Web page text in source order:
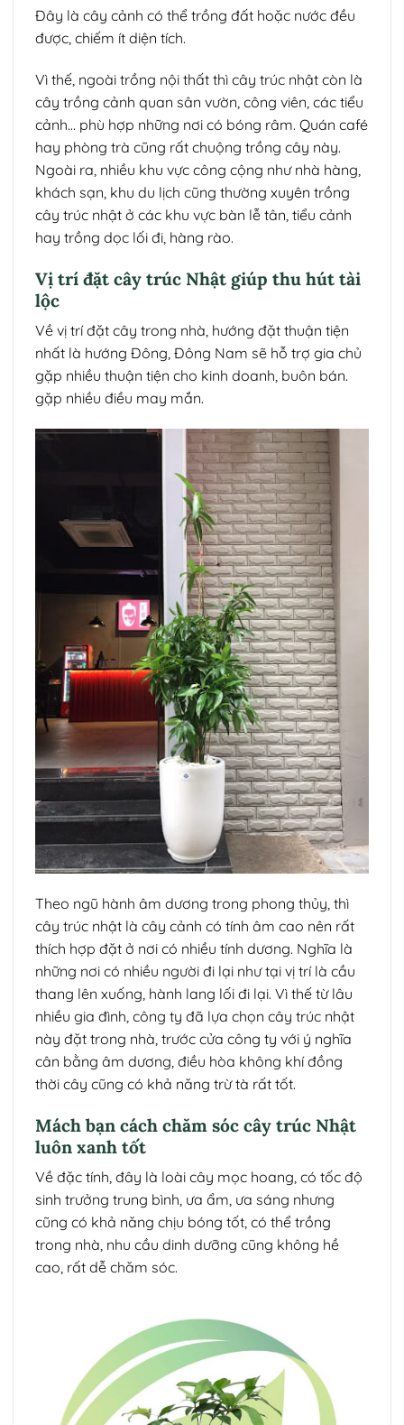
Đây là cây cảnh có thể trồng đất hoặc nước đều
được, chiếm ít diện tích.
Vì thế, ngoài trồng nội thất thì cây trúc nhật còn là
cây trồng cảnh quan sân vườn, công viên, các tiểu
cảnh… phù hợp những nơi có bóng râm. Quán café
hay phòng trà cũng rất chuộng trồng cây này.
Ngoài ra, nhiều khu vực công cộng như nhà hàng,
khách sạn, khu du lịch cũng thường xuyên trồng
cây trúc nhật ở các khu vực bàn lễ tân, tiểu cảnh
hay trồng dọc lối đi, hàng rào.
Vị trí đặt cây trúc Nhật giúp thu hút tài
lộc
Về vị trí đặt cây trong nhà, hướng đặt thuận tiện
nhất là hướng Đông, Đông Nam sẽ hỗ trợ gia chủ
gặp nhiều thuận tiện cho kinh doanh, buôn bán.
gặp nhiều điều may mắn.
Theo ngũ hành âm dương trong phong thủy, thì
cây trúc nhật là cây cảnh có tính âm cao nên rất
thích hợp đặt ở nơi có nhiều tính dương. Nghĩa là
những nơi có nhiều người đi lại như tại vị trí là cầu
thang lên xuống, hành lang lối đi lại. Vì thế từ lâu
nhiều gia đình, công ty đã lựa chọn cây trúc nhật
này đặt trong nhà, trước cửa công ty với ý nghĩa
cân bằng âm dương, điều hòa không khí đồng
thời cây cũng có khả năng trừ tà rất tốt.
Mách bạn cách chăm sóc cây trúc Nhật
luôn xanh tốt
Về đặc tính, đây là loài cây mọc hoang, có tốc độ
sinh trưởng trung bình, ưa ẩm, ưa sáng nhưng
cũng có khả năng chịu bóng tốt, có thể trồng
trong nhà, nhu cầu dinh dưỡng cũng không hề
cao, rất dễ chăm sóc.